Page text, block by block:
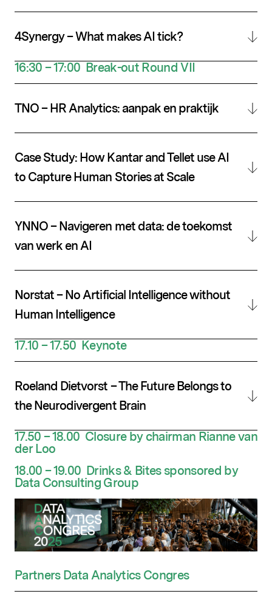
4Synergy – What makes AI tick?
16:30 – 17:00 Break-out Round VII
TNO – HR Analytics: aanpak en praktijk
Case Study: How Kantar and Tellet use AI
to Capture Human Stories at Scale
YNNO – Navigeren met data: de toekomst
van werk en AI
Norstat – No Artificial Intelligence without
Human Intelligence
17.10 – 17.50 Keynote
Roeland Dietvorst – The Future Belongs to
the Neurodivergent Brain
17.50 – 18.00 Closure by chairman Rianne van
der Loo
18.00 – 19.00 Drinks & Bitessponsored by
Data Consulting Group
PartnersData Analytics Congres